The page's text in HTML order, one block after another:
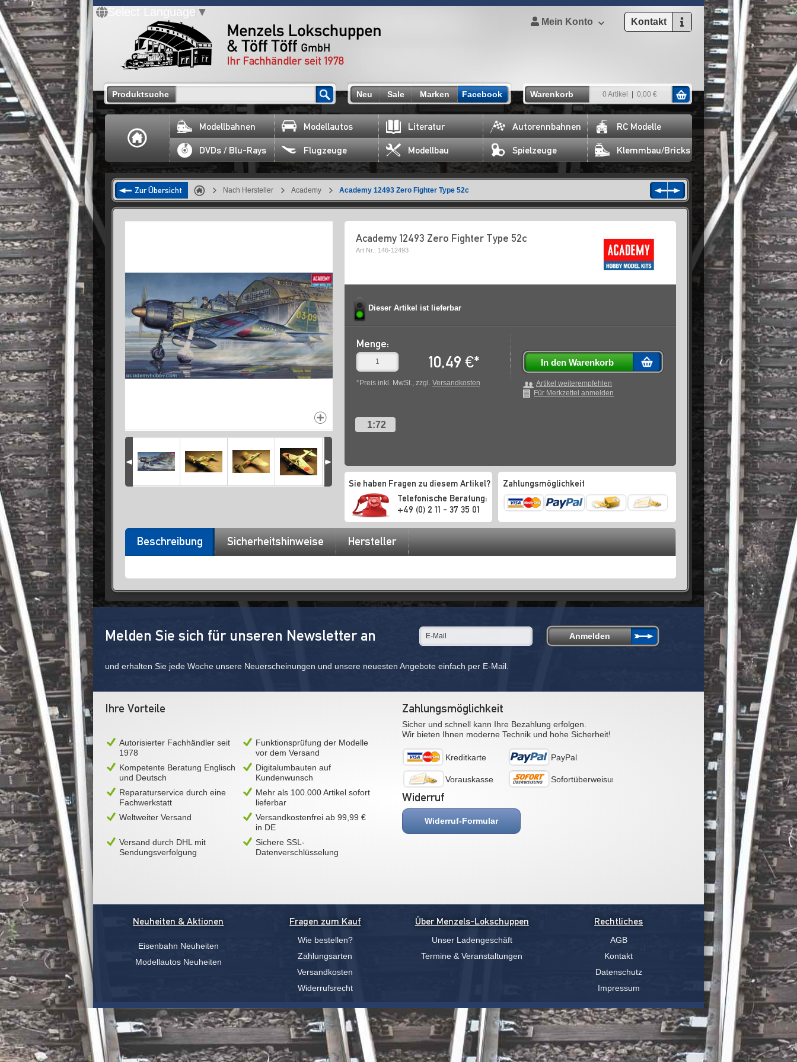
Select Language ▼
Mein Konto Kontakt
Produktsuche Neu Sale Marken Facebook Warenkorb 0 Artikel 0,00 €
Modellbahnen Modellautos Literatur Autorennbahnen RC Modelle
DVDs / Blu-Rays Flugzeuge Modellbau Spielzeuge Klemmbau/Bricks
Zur Übersicht Nach Hersteller Academy Academy 12493 Zero Fighter Type 52c
Academy 12493 Zero Fighter Type 52c
Art.Nr.: 146-12493
Dieser Artikel ist lieferbar
Menge:
10,49 €*
*Preis inkl. MwSt., zzgl. Versandkosten
In den Warenkorb
Artikel weiterempfehlen
Für Merkzettel anmelden
1:72
Sie haben Fragen zu diesem Artikel?
Telefonische Beratung:
+49 (0) 2 11 - 37 35 01
Zahlungsmöglichkeit
Beschreibung Sicherheitshinweise Hersteller
Melden Sie sich für unseren Newsletter an
und erhalten Sie jede Woche unsere Neuerscheinungen und unsere neuesten Angebote einfach per E-Mail.
Ihre Vorteile
Autorisierter Fachhändler seit
1978
Funktionsprüfung der Modelle
vor dem Versand
Kompetente Beratung Englisch
und Deutsch
Digitalumbauten auf
Kundenwunsch
Reparaturservice durch eine
Fachwerkstatt
Mehr als 100.000 Artikel sofort
lieferbar
Weltweiter Versand
Versandkostenfrei ab 99,99 €
in DE
Versand durch DHL mit
Sendungsverfolgung
Sichere SSL-
Datenverschlüsselung
Zahlungsmöglichkeit
Sicher und schnell kann Ihre Bezahlung erfolgen.
Wir bieten Ihnen moderne Technik und hohe Sicherheit!
Kreditkarte PayPal
Vorauskasse Sofortüberweisung
Widerruf
Widerruf-Formular
Neuheiten & Aktionen
Eisenbahn Neuheiten
Modellautos Neuheiten
Fragen zum Kauf
Wie bestellen?
Zahlungsarten
Versandkosten
Widerrufsrecht
Über Menzels-Lokschuppen
Unser Ladengeschäft
Termine & Veranstaltungen
Rechtliches
AGB
Kontakt
Datenschutz
Impressum